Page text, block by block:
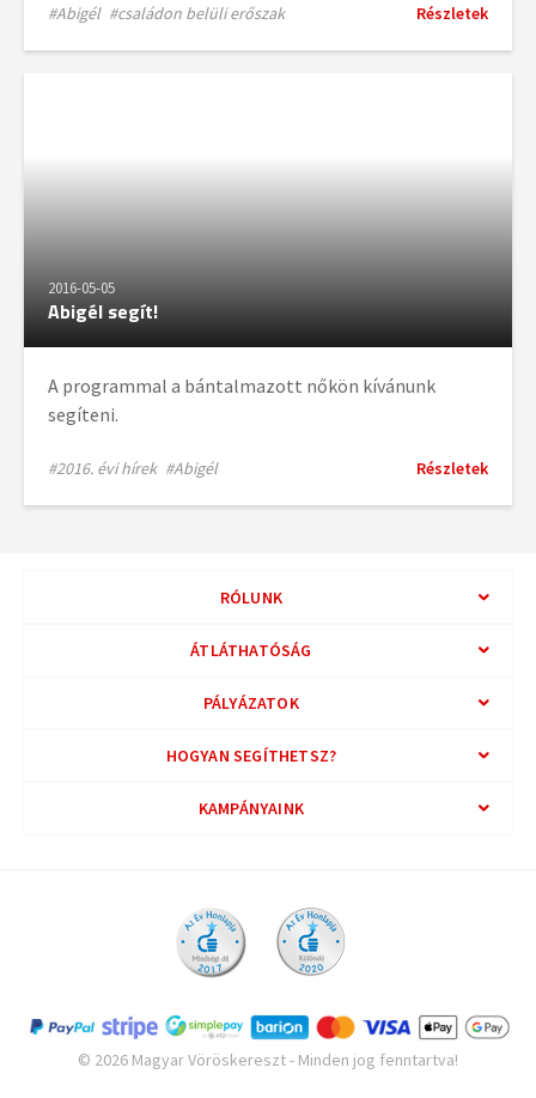
#Abigél #családon belüli erőszak Részletek
2016-05-05
Abigél segít!
A programmal a bántalmazott nőkön kívánunk
segíteni.
#2016. évi hírek #Abigél Részletek
RÓLUNK
ÁTLÁTHATÓSÁG
PÁLYÁZATOK
HOGYAN SEGÍTHETSZ?
KAMPÁNYAINK
© 2026 Magyar Vöröskereszt - Minden jog fenntartva!